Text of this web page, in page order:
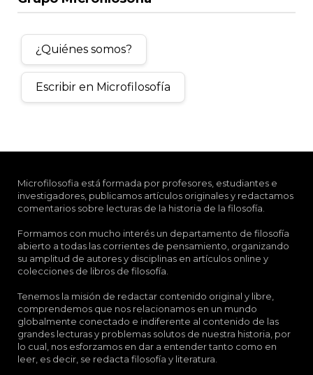
¿Quiénes somos?
Escribir en Microfilosofía
Microfilosofia está formada por profesores, estudiantes e
investigadores, publicamos artículos originales y redactamos
comentarios sobre lecturas de la historia de la filosofía.
Formamos con mucho interés un departamento de filosofía
abierto a todas las corrientes de pensamiento, organizando
su amplitud de autores y disciplinas en artículos online y
colecciones de libros de filosofía.
Tenemos la misión de redactar contenido original y libre,
comprendemos que nos relacionamos en un mundo
globalmente conectado e indiferente al contenido de las
grandes lecturas y problemas solutos de nuestra historia, por
lo cual, nos esforzamos en dar a entender tanto como en
leer, es decir, se redacta filosofía y literatura.